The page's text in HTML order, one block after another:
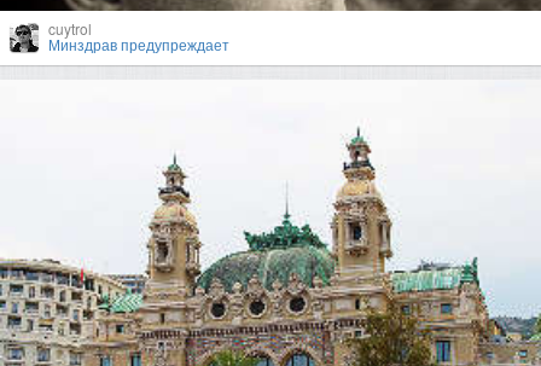
cuytrol
Минздрав предупреждает